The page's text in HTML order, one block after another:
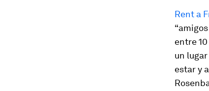
Rent a
entre
un
estar y